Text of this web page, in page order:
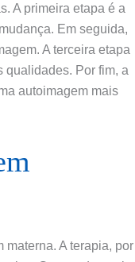
A primeira etapa é a
Em seguida,
A terceira etapa
qualidades. Por fim, a
autoimagem mais
materna. A terapia, por